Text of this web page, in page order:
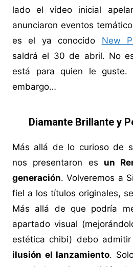
lado el vídeo inicial
anunciaron eventos
es el ya conocido New
saldrá el 30 de abril. No
está para quien le
embargo…
Diamante Brillante y
Más allá de lo curioso de
nos presentaron es un
generación. Volveremos a
fiel a los títulos originales,
Más allá de que podría
apartado visual
estética chibi) debo admitir
ilusión el lanzamiento.